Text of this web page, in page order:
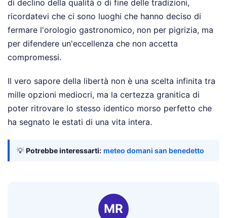
di declino della qualità o di fine delle tradizioni,
ricordatevi che ci sono luoghi che hanno deciso di
fermare l'orologio gastronomico, non per pigrizia, ma
per difendere un'eccellenza che non accetta
compromessi.
Il vero sapore della libertà non è una scelta infinita tra
mille opzioni mediocri, ma la certezza granitica di
poter ritrovare lo stesso identico morso perfetto che
ha segnato le estati di una vita intera.
💡 Potrebbe interessarti: meteo domani san benedetto
MR